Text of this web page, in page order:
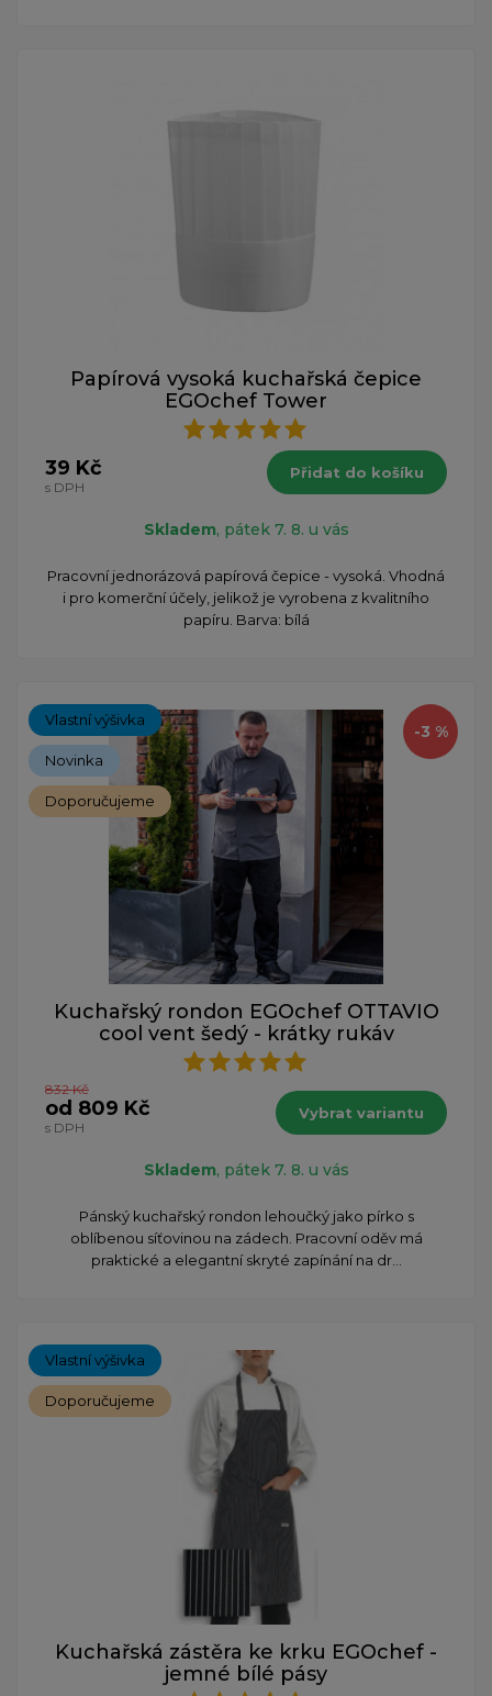
Papírová vysoká kuchařská čepice
EGOchef Tower
39 Kč
s DPH
Přidat do košíku
Skladem, pátek 7. 8. u vás
Pracovní jednorázová papírová čepice - vysoká. Vhodná
i pro komerční účely, jelikož je vyrobena z kvalitního
papíru. Barva: bílá
-3 %
Vlastní výšivka
Novinka
Doporučujeme
Kuchařský rondon EGOchef OTTAVIO
cool vent šedý - krátky rukáv
832 Kč
od 809 Kč
s DPH
Vybrat variantu
Skladem, pátek 7. 8. u vás
Pánský kuchařský rondon lehoučký jako pírko s
oblíbenou síťovinou na zádech. Pracovní oděv má
praktické a elegantní skryté zapínání na dr...
Vlastní výšivka
Doporučujeme
Kuchařská zástěra ke krku EGOchef -
jemné bílé pásy